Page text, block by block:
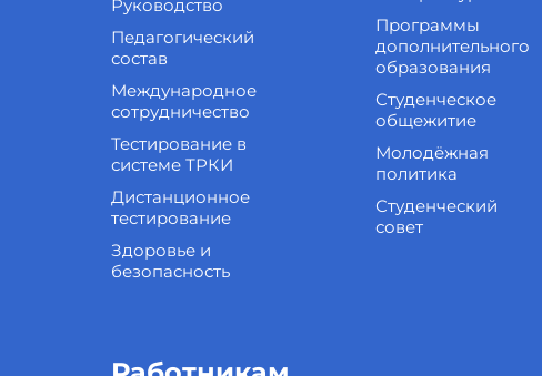
Руководство
Педагогический
состав
Международное
сотрудничество
Тестирование в
системе ТРКИ
Дистанционное
тестирование
Здоровье и
безопасность
Программы
дополнительного
образования
Студенческое
общежитие
Молодёжная
политика
Студенческий
совет